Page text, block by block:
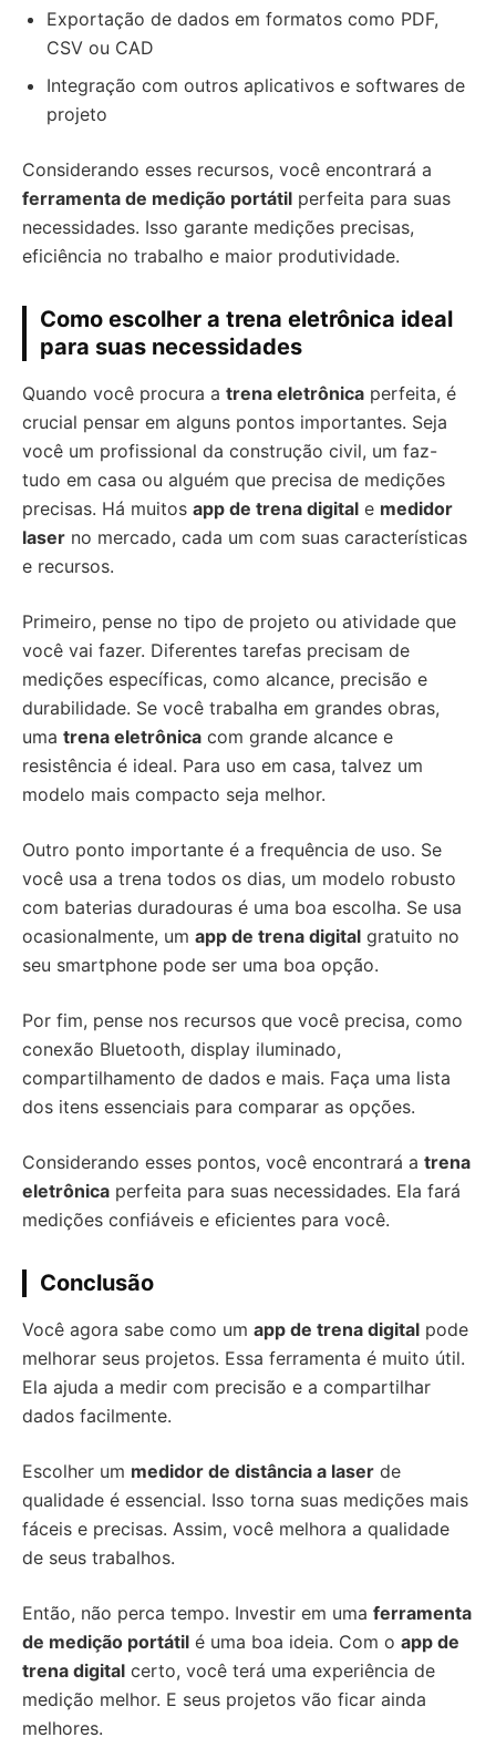
Exportação de dados em formatos como PDF,
CSV ou CAD
Integração com outros aplicativos e softwares de
projeto
Considerando esses recursos, você encontrará a
ferramenta de medição portátil perfeita para suas
necessidades. Isso garante medições precisas,
eficiência no trabalho e maior produtividade.
Como escolher a trena eletrônica ideal
para suas necessidades
Quando você procura a trena eletrônica perfeita, é
crucial pensar em alguns pontos importantes. Seja
você um profissional da construção civil, um faz-
tudo em casa ou alguém que precisa de medições
precisas. Há muitos app de trena digital e medidor
laser no mercado, cada um com suas características
e recursos.
Primeiro, pense no tipo de projeto ou atividade que
você vai fazer. Diferentes tarefas precisam de
medições específicas, como alcance, precisão e
durabilidade. Se você trabalha em grandes obras,
uma trena eletrônica com grande alcance e
resistência é ideal. Para uso em casa, talvez um
modelo mais compacto seja melhor.
Outro ponto importante é a frequência de uso. Se
você usa a trena todos os dias, um modelo robusto
com baterias duradouras é uma boa escolha. Se usa
ocasionalmente, um app de trena digital gratuito no
seu smartphone pode ser uma boa opção.
Por fim, pense nos recursos que você precisa, como
conexão Bluetooth, display iluminado,
compartilhamento de dados e mais. Faça uma lista
dos itens essenciais para comparar as opções.
Considerando esses pontos, você encontrará a trena
eletrônica perfeita para suas necessidades. Ela fará
medições confiáveis e eficientes para você.
Conclusão
Você agora sabe como um app de trena digital pode
melhorar seus projetos. Essa ferramenta é muito útil.
Ela ajuda a medir com precisão e a compartilhar
dados facilmente.
Escolher um medidor de distância a laser de
qualidade é essencial. Isso torna suas medições mais
fáceis e precisas. Assim, você melhora a qualidade
de seus trabalhos.
Então, não perca tempo. Investir em uma ferramenta
de medição portátil é uma boa ideia. Com o app de
trena digital certo, você terá uma experiência de
medição melhor. E seus projetos vão ficar ainda
melhores.